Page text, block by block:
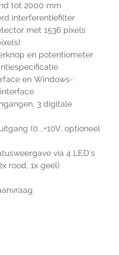
tot 2000 mm
interferentiefilter
met 1536 pixels
en potentiometer
en Windows-
3 digitale
(0...+10V, optioneel
via 4 LED's
rood, 1x geel)